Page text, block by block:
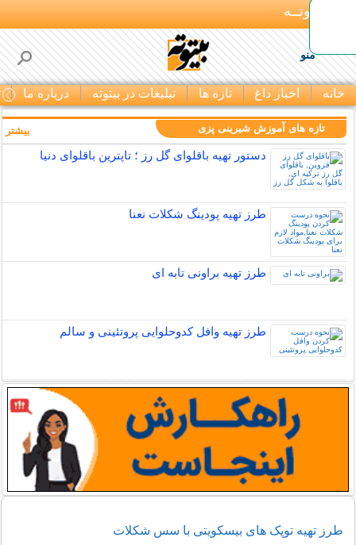
بـیتوتــه
منو
خانه اخبار داغ تازه ها تبلیغات در بیتوته درباره ما
تازه های آموزش شیرینی پزی
دستور تهیه باقلوای گل رز ؛ تاپترین باقلوای دنیا
طرز تهیه پودینگ شکلات نعنا
طرز تهیه براونی تابه ای
طرز تهیه وافل کدوحلوایی پروتئینی و سالم
بیشتر
طرز تهیه توپک های بیسکویتی با سس شکلات